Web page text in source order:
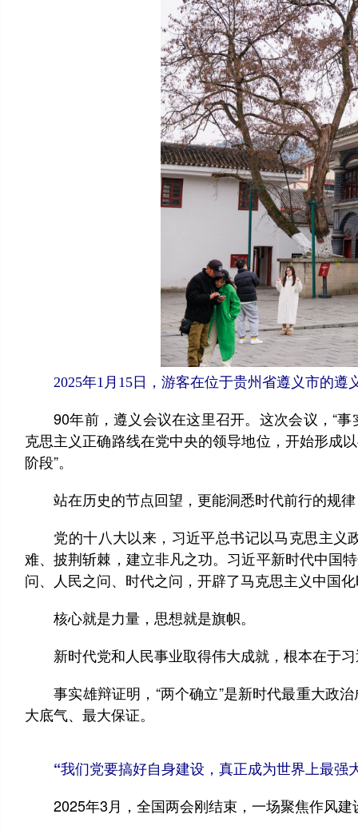
2025年1月15日，游客在位于贵州省遵义市的遵
90年前，遵义会议在这里召开。这次会议，“事
克思主义正确路线在党中央的领导地位，开始形成
阶段”。
站在历史的节点回望，更能洞悉时代前行的规律
党的十八大以来，习近平总书记以马克思主义
难、披荆斩棘，建立非凡之功。习近平新时代中国
问、人民之问、时代之问，开辟了马克思主义中国
核心就是力量，思想就是旗帜。
新时代党和人民事业取得伟大成就，根本在于习
事实雄辩证明，“两个确立”是新时代最重大政治
大底气、最大保证。
“我们党要搞好自身建设，真正成为世界上最强
2025年3月，全国两会刚结束，一场聚焦作风建